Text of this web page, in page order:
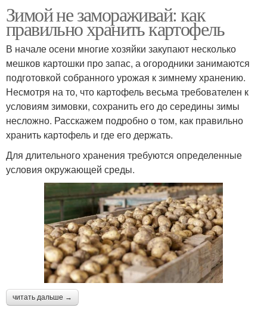
Зимой не замораживай: как
правильно хранить картофель
В начале осени многие хозяйки закупают несколько
мешков картошки про запас, а огородники занимаются
подготовкой собранного урожая к зимнему хранению.
Несмотря на то, что картофель весьма требователен к
условиям зимовки, сохранить его до середины зимы
несложно. Расскажем подробно о том, как правильно
хранить картофель и где его держать.
Для длительного хранения требуются определенные
условия окружающей среды.
читать дальше →